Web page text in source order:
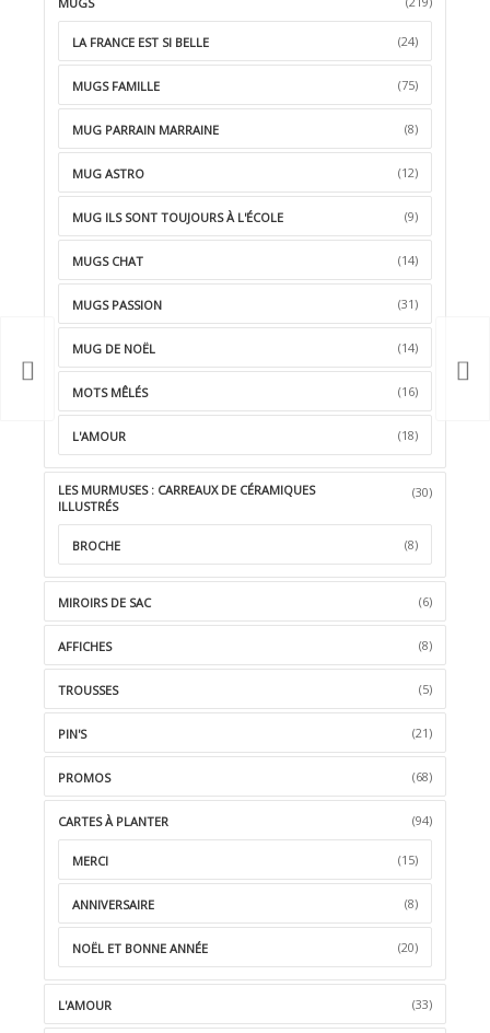
LA FRANCE EST SI BELLE (24)
MUGS FAMILLE (75)
MUG PARRAIN MARRAINE (8)
MUG ASTRO (12)
MUG ILS SONT TOUJOURS À L'ÉCOLE (9)
MUGS CHAT (14)
MUGS PASSION (31)
MUG DE NOËL (14)
MOTS MÊLÉS (16)
L'AMOUR (18)
LES MURMUSES : CARREAUX DE CÉRAMIQUES
ILLUSTRÉS
(30)
BROCHE (8)
MIROIRS DE SAC (6)
AFFICHES (8)
TROUSSES (5)
PIN'S (21)
PROMOS (68)
CARTES À PLANTER (94)
MERCI (15)
ANNIVERSAIRE (8)
NOËL ET BONNE ANNÉE (20)
L'AMOUR (33)